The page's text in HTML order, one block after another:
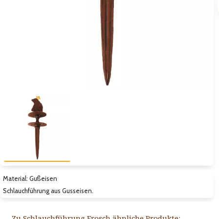
Zum vorigen Bild
Material: Gußeisen
Schlauchführung aus Gusseisen.